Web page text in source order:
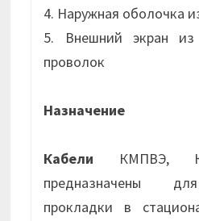
4. Наружная оболочка
5. Внешний экран
проволок
Назначение
Кабели КМПВЭ,
предназначены
прокладки в